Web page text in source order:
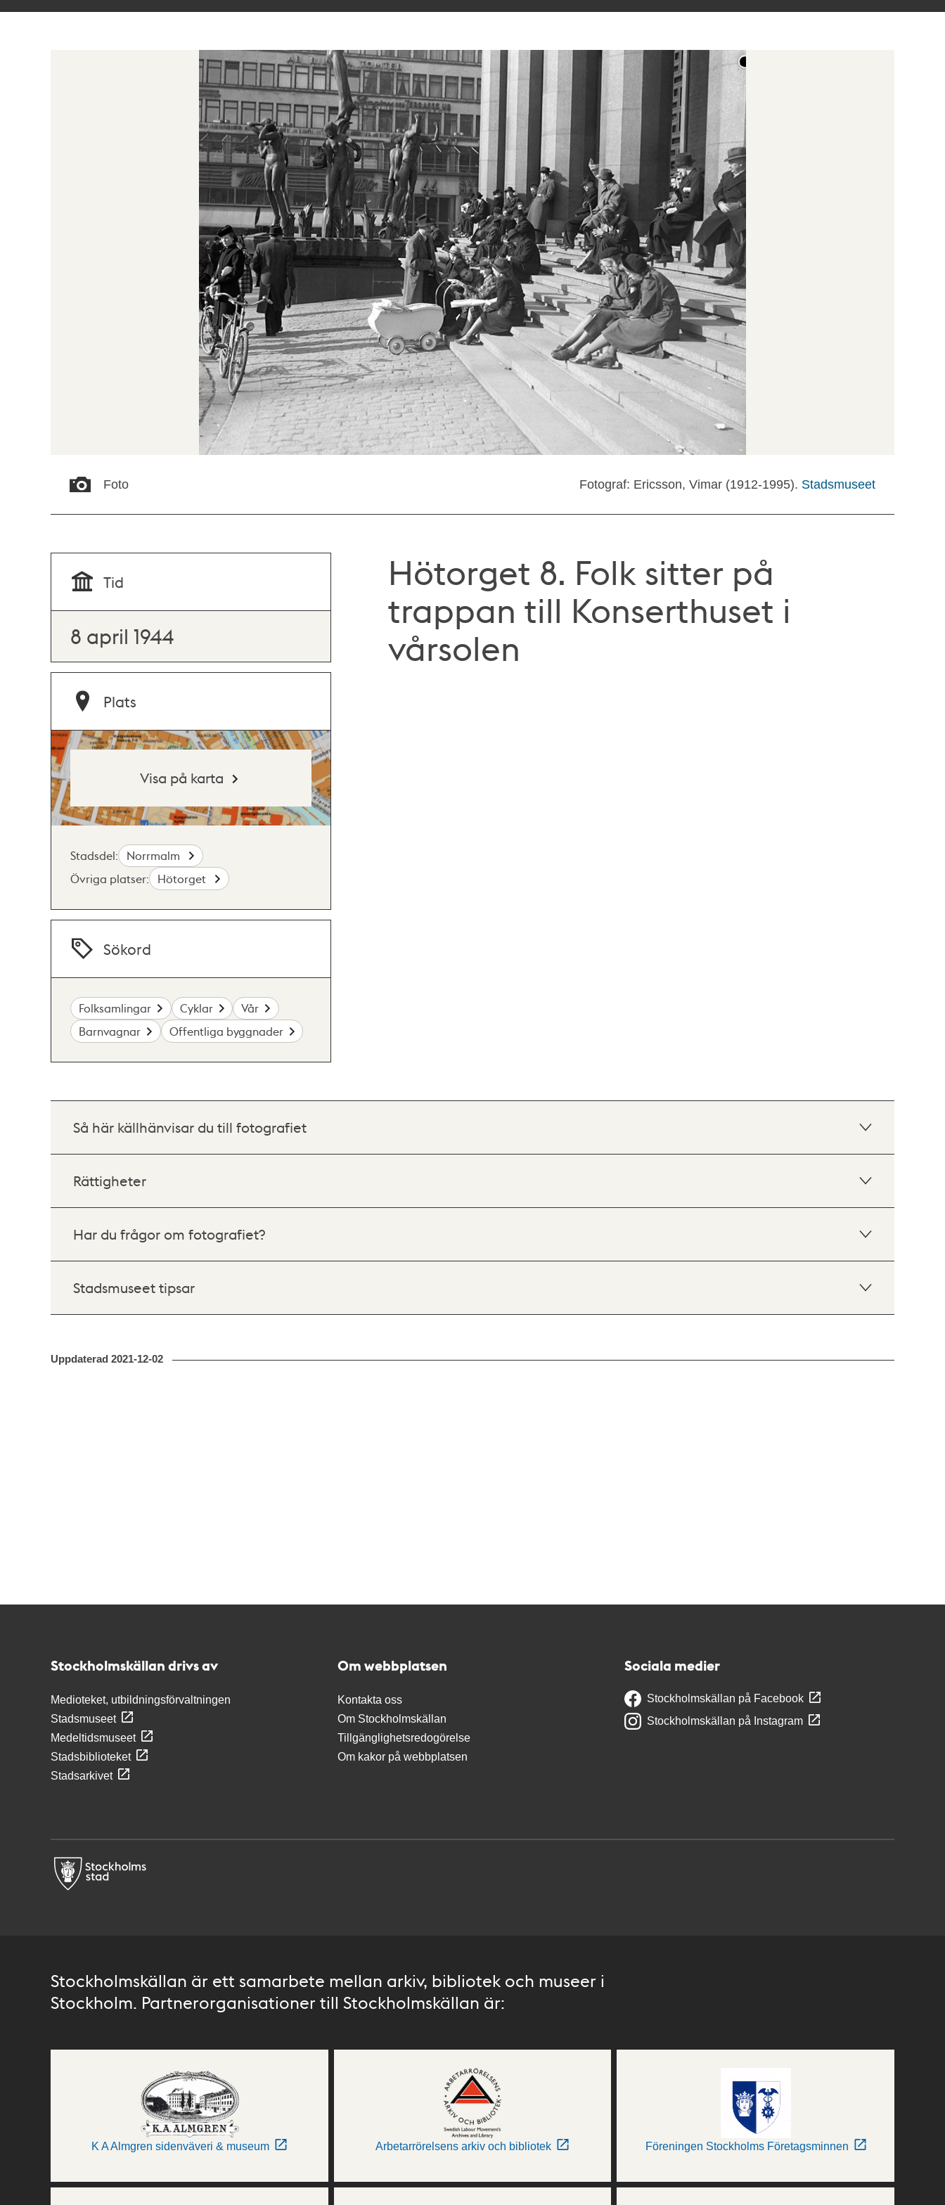
Foto Fotograf: Ericsson, Vimar (1912-1995). Stadsmuseet
Hötorget 8. Folk sitter på
trappan till Konserthuset i
vårsolen
Tid
8 april 1944
Plats
Visa på karta
Stadsdel:
Norrmalm
Övriga platser:
Hötorget
Sökord
Folksamlingar Cyklar
Vår
Barnvagnar
Offentliga byggnader
Så här källhänvisar du till fotografiet
Rättigheter
Har du frågor om fotografiet?
Stadsmuseet tipsar
Uppdaterad 2021-12-02
Stockholmskällan drivs av
Medioteket, utbildningsförvaltningen
Stadsmuseet
Medeltidsmuseet
Stadsbiblioteket
Stadsarkivet
Om webbplatsen
Kontakta oss
Om Stockholmskällan
Tillgänglighetsredogörelse
Om kakor på webbplatsen
Sociala medier
Stockholmskällan på Facebook
Stockholmskällan på Instagram
Stockholmskällan är ett samarbete mellan arkiv, bibliotek och museer i
Stockholm. Partnerorganisationer till Stockholmskällan är:
K A Almgren sidenväveri & museum Arbetarrörelsens arkiv och bibliotek Föreningen Stockholms Företagsminnen